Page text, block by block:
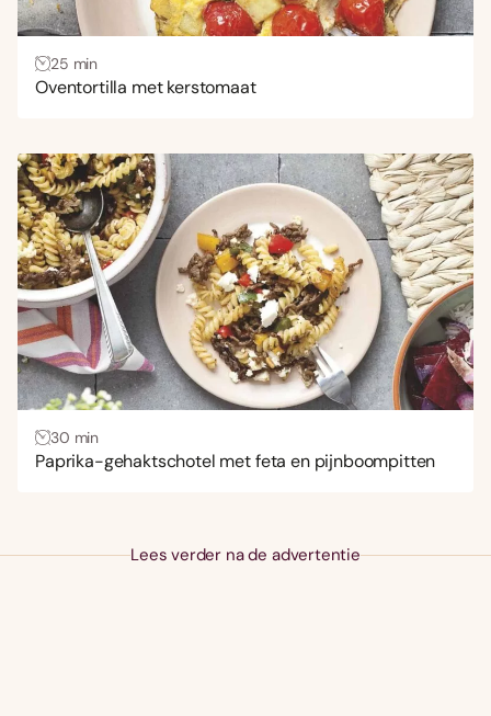
25 min
Oventortilla met kerstomaat
30 min
Paprika-gehaktschotel met feta en pijnboompitten
Lees verder na de advertentie